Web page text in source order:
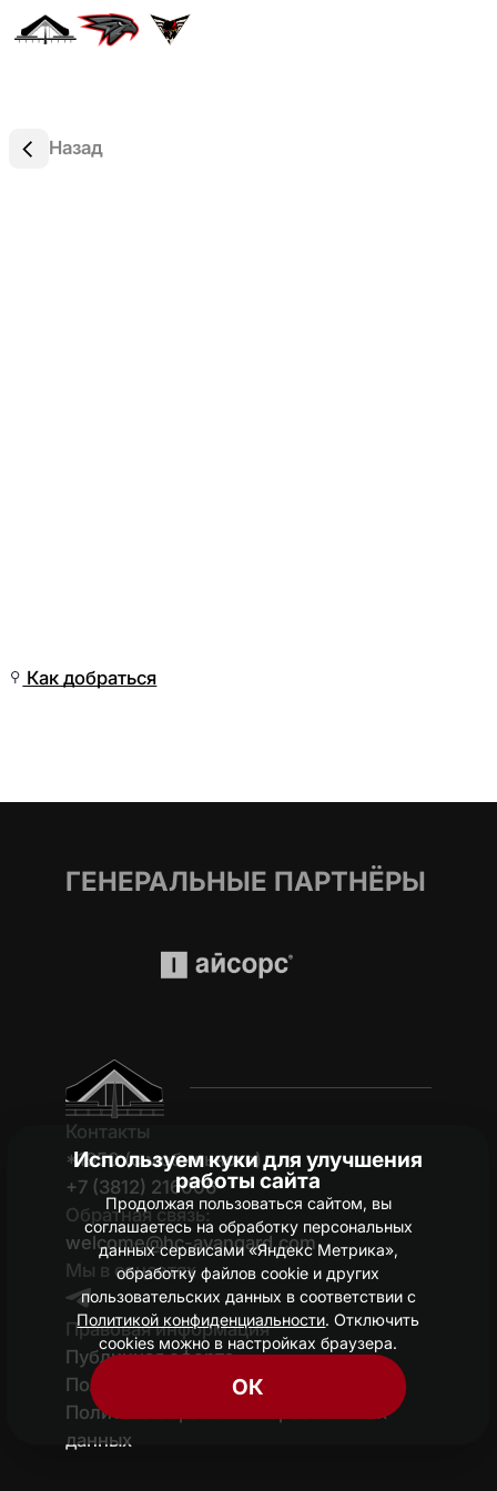
Назад
Как добраться
ГЕНЕРАЛЬНЫЕ ПАРТНЁРЫ
Контакты
*1950 (c мобильного)
+7 (3812) 216006
Обратная связь:
welcome@hc-avangard.com
Мы в соцсетях
Правовая информация
Публичная оферта
Политика конфиденциальности
Политика обработки персональных
данных
Используем куки для улучшения
работы сайта
Продолжая пользоваться сайтом, вы
соглашаетесь на обработку персональных
данных сервисами «Яндекс Метрика»,
обработку файлов cookie и других
пользовательских данных в соответствии с
Политикой конфиденциальности. Отключить
cookies можно в настройках браузера.
ОК